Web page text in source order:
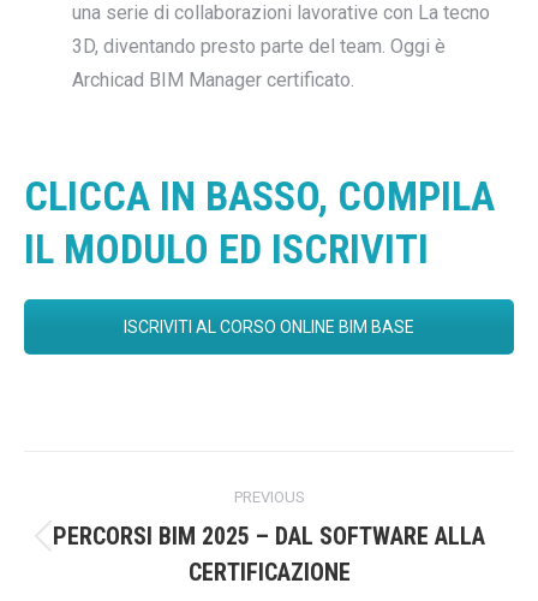
una serie di collaborazioni lavorative con La tecno
3D, diventando presto parte del team. Oggi è
Archicad BIM Manager certificato.
CLICCA IN BASSO, COMPILA
IL MODULO ED ISCRIVITI
ISCRIVITI AL CORSO ONLINE BIM BASE
navigation
PREVIOUS
Previous
post:
PERCORSI BIM 2025 – DAL SOFTWARE ALLA
CERTIFICAZIONE